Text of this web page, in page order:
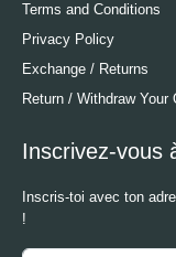
Terms and Conditions
Privacy Policy
Exchange / Returns
Return / Withdraw Your
Inscrivez-vous
Inscris-toi avec ton
!